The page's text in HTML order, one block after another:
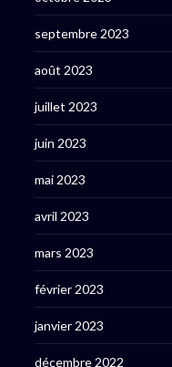
septembre 2023
août 2023
juillet 2023
juin 2023
mai 2023
avril 2023
mars 2023
février 2023
janvier 2023
décembre 2022